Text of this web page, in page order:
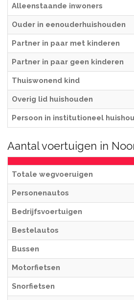
Alleenstaande inwoners
Ouder in eenouderhuishouden
Partner in paar met kinderen
Partner in paar geen kinderen
Thuiswonend kind
Overig lid huishouden
Persoon in institutioneel
Aantal voertuigen in
Totale wegvoeruigen
Personenautos
Bedrijfsvoertuigen
Bestelautos
Bussen
Motorfietsen
Snorfietsen